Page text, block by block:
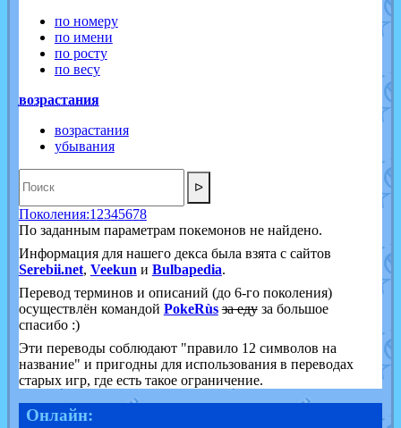
по номеру
по имени
по росту
по весу
возрастания
возрастания
убывания
ᐅ
Поколения:1 2345678
По заданным параметрам покемонов не найдено.
Информация для нашего декса была взята с сайтов
Serebii.net, Veekun и Bulbapedia.
Перевод терминов и описаний (до 6-го поколения)
осуществлён командой PokeRùs за едуза большое
спасибо :)
Эти переводы соблюдают "правило 12 символов на
название" и пригодны для использования в переводах
старых игр, где есть такое ограничение.
Онлайн: